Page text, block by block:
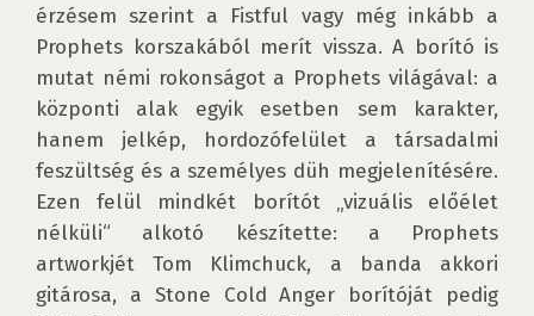
érzésem szerint a Fistful vagy még inkább a
Prophets korszakából merít vissza. A borító is
mutat némi rokonságot a Prophets világával: a
központi alak egyik esetben sem karakter,
hanem jelkép, hordozófelület a társadalmi
feszültség és a személyes düh megjelenítésére.
Ezen felül mindkét borítót „vizuális előélet
nélküli“ alkotó készítette: a Prophets
artworkjét Tom Klimchuck, a banda akkori
gitárosa, a Stone Cold Anger borítóját pedig